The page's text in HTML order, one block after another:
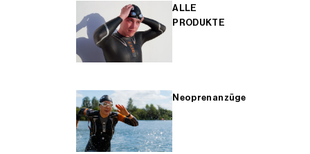
ALLE
PRODUKTE
Neoprenanzüge